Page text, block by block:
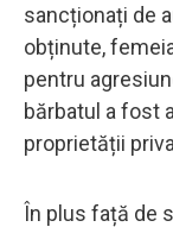
sancționați de
obținute,
pentru
bărbatul a fost
proprietății
În plus față de